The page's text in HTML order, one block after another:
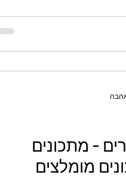
- מתכונים
מומלצים